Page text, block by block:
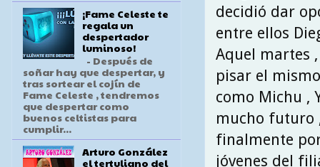
decidió dar
entre ellos
Aquel martes
pisar el
como Michu ,
mucho futuro
finalmente
jóvenes del
¡Fame Celeste te
regala un
despertador
luminoso!
- Después de
soñar hay que despertar, y
tras sortear el cojín de
Fame Celeste , tendremos
que despertar como
buenos celtistas para
cumplir...
Arturo González
el tertuliano del